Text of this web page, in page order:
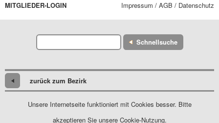
MITGLIEDER-LOGIN Impressum / AGB / Datenschutz
Schnellsuche
zurück zum Bezirk
Unsere Internetseite funktioniert mit Cookies besser. Bitte
akzeptieren Sie unsere Cookie-Nutzung.